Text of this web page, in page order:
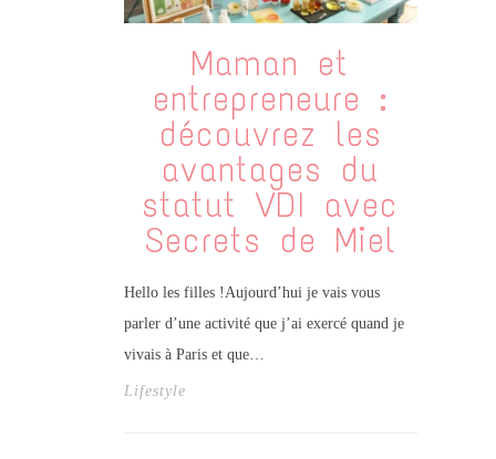
Maman et
entrepreneure :
découvrez les
avantages du
statut VDI avec
Secrets de Miel
Hello les filles !Aujourd’hui je vais vous
parler d’une activité que j’ai exercé quand je
vivais à Paris et que…
Lifestyle